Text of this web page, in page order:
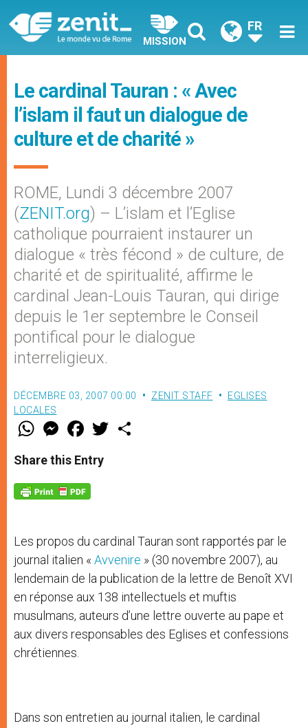
MISSION
FR
Le cardinal Tauran : « Avec
l’islam il faut un dialogue de
culture et de charité »
ROME, Lundi 3 décembre 2007
(ZENIT.org) – L’islam et l’Eglise
catholique pourraient instaurer un
dialogue « très fécond » de culture, de
charité et de spiritualité, affirme le
cardinal Jean-Louis Tauran, qui dirige
depuis le 1er septembre le Conseil
pontifical pour le dialogue
interreligieux.
DÉCEMBRE 03, 2007 00:00 ZENIT STAFF
EGLISES
LOCALES
W
t
s
p
p
M
e
s
e
g
e
F
a
e
b
o
k
w
Share this Entry
Les propos du cardinal Tauran sont rapportés par le
journal italien « Avvenire » (30 novembre 2007), au
lendemain de la publication de la lettre de Benoît XVI
en réponse aux 138 intellectuels et muftis
musulmans, auteurs d’une lettre ouverte au pape et
aux divers responsables des Eglises et confessions
chrétiennes.
Dans son entretien au journal italien, le cardinal